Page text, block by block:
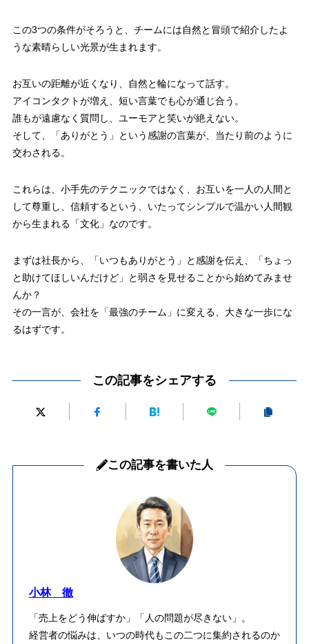
この3つの条件がそろうと、チームには自然と冒頭で紹介したよ
うな素晴らしい光景が生まれます。
お互いの距離が近くなり、自然と輪になって話す。
アイコンタクトが増え、短い言葉でも心が通じ合う。
誰もが遠慮なく質問し、ユーモアと笑いが絶えない。
そして、「ありがとう」という感謝の言葉が、当たり前のように
交わされる。
これらは、小手先のテクニックではなく、お互いを一人の人間と
して尊重し、信頼するという、いたってシンプルで温かい人間観
から生まれる「文化」なのです。
まずは社長から、「いつもありがとう」と感謝を伝え、「ちょっ
と助けてほしいんだけど」と弱さを見せることから始めてみませ
んか？
その一言が、会社を「最強のチーム」に変える、大きな一歩にな
るはずです。
この記事をシェアする
この記事を書いた人
小林 徹
「売上をどう伸ばすか」「人の問題が尽きない」。
経営者の悩みは、いつの時代もこの二つに集約されるのか